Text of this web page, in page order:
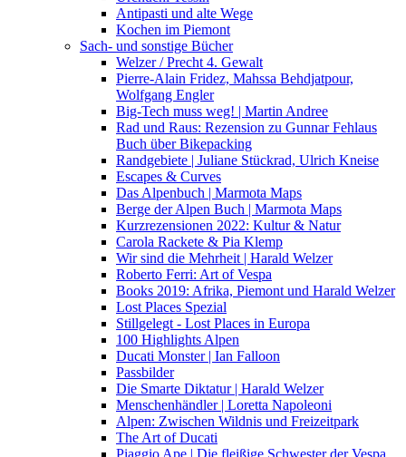
Antipasti und alte Wege
Kochen im Piemont
Sach- und sonstige Bücher
Welzer / Precht 4. Gewalt
Pierre-Alain Fridez, Mahssa Behdjatpour,
Wolfgang Engler
Big-Tech muss weg! | Martin Andree
Rad und Raus: Rezension zu Gunnar Fehlaus
Buch über Bikepacking
Randgebiete | Juliane Stückrad, Ulrich Kneise
Escapes & Curves
Das Alpenbuch | Marmota Maps
Berge der Alpen Buch | Marmota Maps
Kurzrezensionen 2022: Kultur & Natur
Carola Rackete & Pia Klemp
Wir sind die Mehrheit | Harald Welzer
Roberto Ferri: Art of Vespa
Books 2019: Afrika, Piemont und Harald Welzer
Lost Places Spezial
Stillgelegt - Lost Places in Europa
100 Highlights Alpen
Ducati Monster | Ian Falloon
Passbilder
Die Smarte Diktatur | Harald Welzer
Menschenhändler | Loretta Napoleoni
Alpen: Zwischen Wildnis und Freizeitpark
The Art of Ducati